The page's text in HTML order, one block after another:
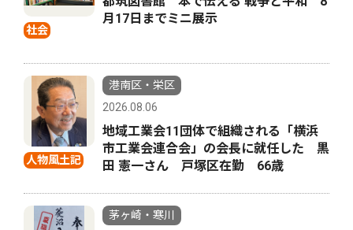
社会
月17日までミニ展示
人物風土記
港南区・栄区
2026.08.06
地域工業会11団体で組織される「横浜
市工業会連合会」の会長に就任した 黒
田 憲一さん 戸塚区在勤 66歳
茅ヶ崎・寒川